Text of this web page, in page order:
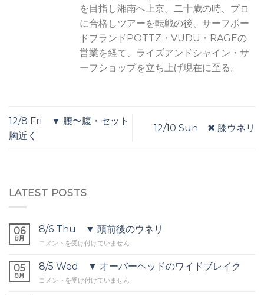
を目指し湘南へ上京。二十歳の時、プロ
に合格しツアーを転戦の後、サーフボー
ドブランドPOTTZ・VUDU・RAGEの
営業を経て、ライズアンドシャイン・サ
ーフショップを立ち上げ現在に至る。
12/8 Fri ▼ 腰〜腹・セット
胸近く
12/10 Sun ✖︎ 膝ウネリ
LATEST POSTS
06
8月
8/6 Thu ▼ 頭前後のウネリ
8/6
▼
前
コメントを受け付けていません
05
8月
8/5 Wed ▼ オーバーヘッドのワイドブレイク
8/5
コメントを受け付けていません